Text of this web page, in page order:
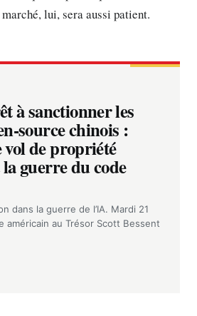
lui, sera aussi patient.
à sanctionner les
source chinois :
vol de propriété
guerre du code
dans la guerre de l’IA. Mardi 21
américain au Trésor Scott Bessent